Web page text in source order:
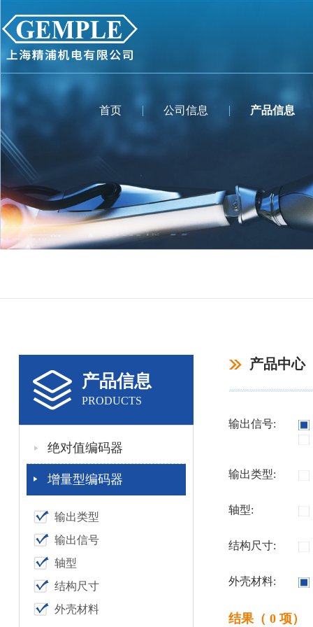
首页 公司信息 产品信息
产品信息
PRODUCTS
绝对值编码器
增量型编码器
输出类型
输出信号
轴型
结构尺寸
外壳材料
产品中心
输出信号:
输出类型:
轴型:
结构尺寸:
外壳材料:
结果（ 0 项）